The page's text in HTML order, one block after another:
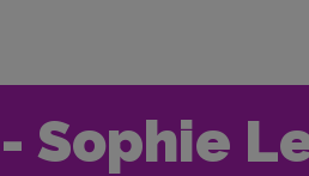
- Sophie